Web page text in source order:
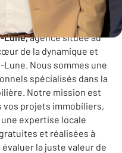
Lune,agence située au
de la dynamique et
Nous sommes une
spécialisés dans la
Notre mission est
vos projets immobiliers,
expertise locale
et réalisées à
la juste valeur de